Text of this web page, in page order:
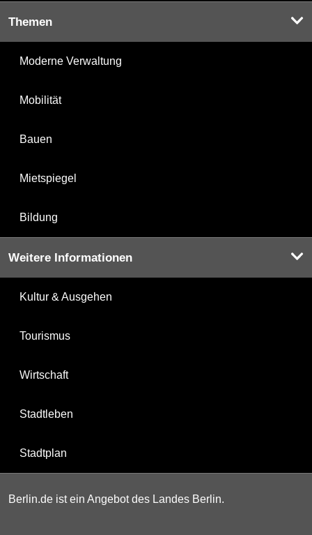
Themen
Moderne Verwaltung
Mobilität
Bauen
Mietspiegel
Bildung
Weitere Informationen
Kultur & Ausgehen
Tourismus
Wirtschaft
Stadtleben
Stadtplan
Berlin.de ist ein Angebot des Landes Berlin.